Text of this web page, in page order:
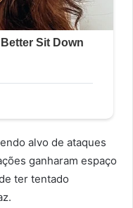
alvo de ataques
ganharam espaço
ter tentado